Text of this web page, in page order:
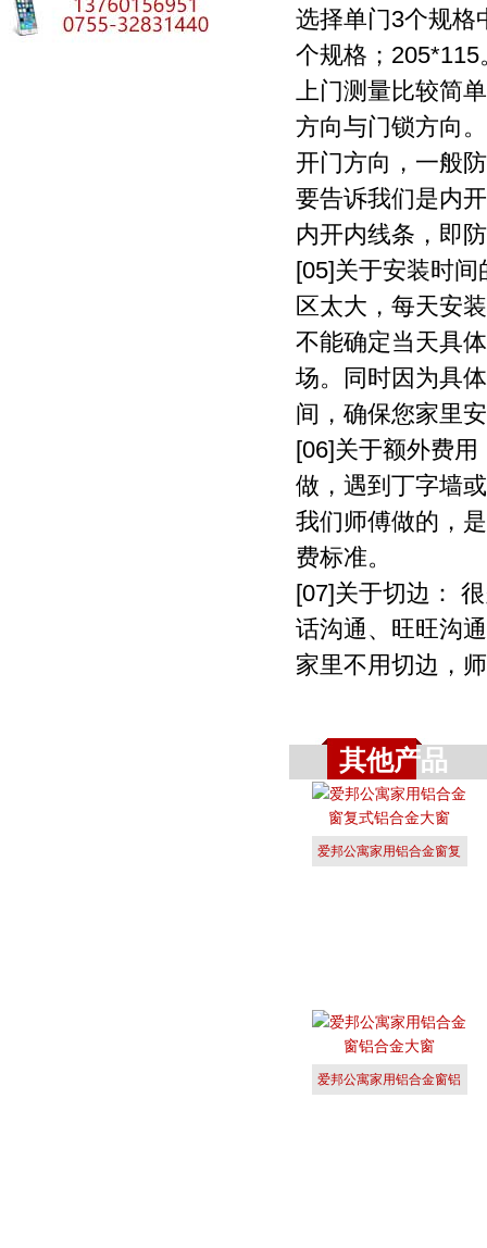
选择单门3个规格
个规格；205*115
上门测量比较简
方向与门锁方向。
开门方向，一般
要告诉我们是内
内开内线条，即
[05]关于安装时
区太大，每天安
不能确定当天具
场。同时因为具
间，确保您家里
[06]关于额外费用
做，遇到丁字墙
我们师傅做的，
费标准。
[07]关于切边：
话沟通、旺旺沟
家里不用切边，
其他产品
爱邦公寓家用铝合金窗复
爱邦公寓家用铝合金窗铝